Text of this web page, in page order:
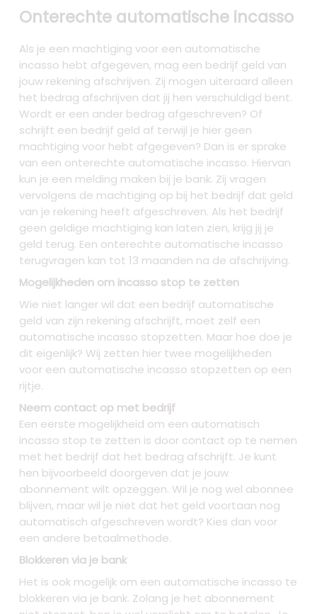
Onterechte automatische incasso
Als je een machtiging voor een automatische
incasso hebt afgegeven, mag een bedrijf geld van
jouw rekening afschrijven. Zij mogen uiteraard alleen
het bedrag afschrijven dat jij hen verschuldigd bent.
Wordt er een ander bedrag afgeschreven? Of
schrijft een bedrijf geld af terwijl je hier geen
machtiging voor hebt afgegeven? Dan is er sprake
van een onterechte automatische incasso. Hiervan
kun je een melding maken bij je bank. Zij vragen
vervolgens de machtiging op bij het bedrijf dat geld
van je rekening heeft afgeschreven. Als het bedrijf
geen geldige machtiging kan laten zien, krijg jij je
geld terug. Een onterechte automatische incasso
terugvragen kan tot 13 maanden na de afschrijving.
Mogelijkheden om incasso stop te zetten
Wie niet langer wil dat een bedrijf automatische
geld van zijn rekening afschrijft, moet zelf een
automatische incasso stopzetten. Maar hoe doe je
dit eigenlijk? Wij zetten hier twee mogelijkheden
voor een automatische incasso stopzetten op een
rijtje.
Neem contact op met bedrijf
Een eerste mogelijkheid om een automatisch
incasso stop te zetten is door contact op te nemen
met het bedrijf dat het bedrag afschrijft. Je kunt
hen bijvoorbeeld doorgeven dat je jouw
abonnement wilt opzeggen. Wil je nog wel abonnee
blijven, maar wil je niet dat het geld voortaan nog
automatisch afgeschreven wordt? Kies dan voor
een andere betaalmethode.
Blokkeren via je bank
Het is ook mogelijk om een automatische incasso te
blokkeren via je bank. Zolang je het abonnement